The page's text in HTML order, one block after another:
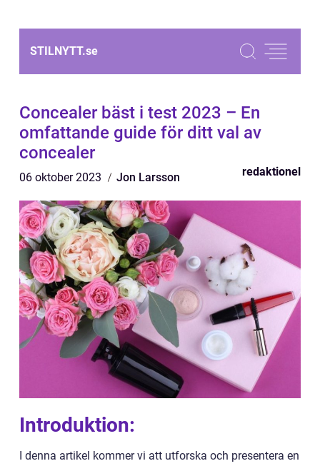
STILNYTT.se
Concealer bäst i test 2023 – En
omfattande guide för ditt val av
concealer
06 oktober 2023 Jon Larsson redaktionel
Introduktion:
I denna artikel kommer vi att utforska och presentera en